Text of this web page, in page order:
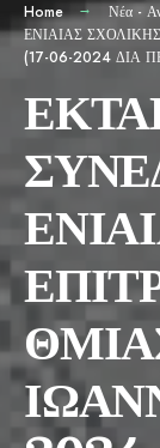
Home Νέα -
ΕΝΙΑΙΑΣ
(17-06-2024 ΔΙΑ